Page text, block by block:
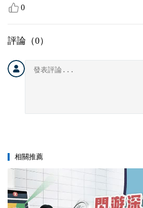
0
評論（0）
相關推薦